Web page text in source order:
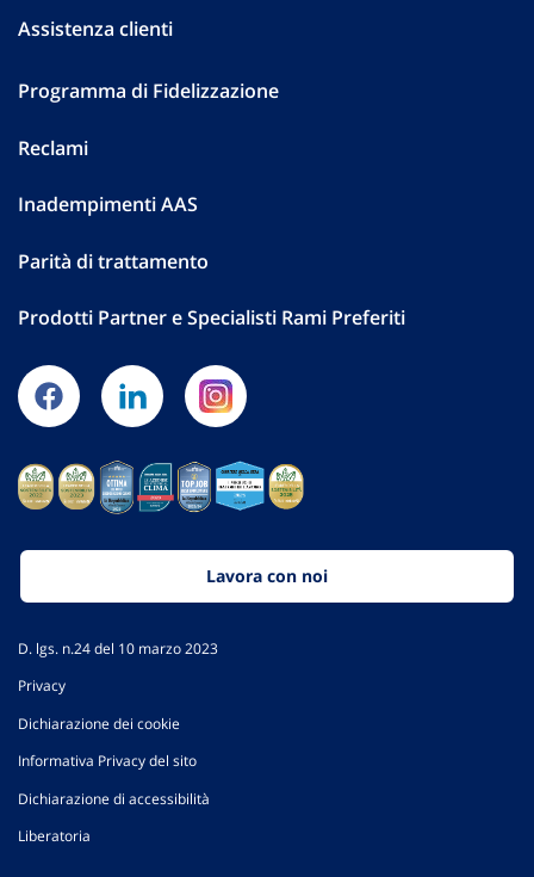
Assistenza clienti
Programma di Fidelizzazione
Reclami
Inadempimenti AAS
Parità di trattamento
Prodotti Partner e Specialisti Rami Preferiti
Lavora con noi
D. lgs. n.24 del 10 marzo 2023
Privacy
Dichiarazione dei cookie
Informativa Privacy del sito
Dichiarazione di accessibilità
Liberatoria